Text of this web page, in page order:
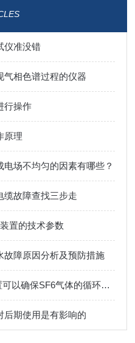
仪准没错
气相色谱过程的仪器
行操作
原理
场不均匀的因素有哪些？
缆故障查找三步走
置的技术参数
故障原因分析及预防措施
使用SF6气体回收净化装置可以确保SF6气体的循环利用
后期使用是有影响的